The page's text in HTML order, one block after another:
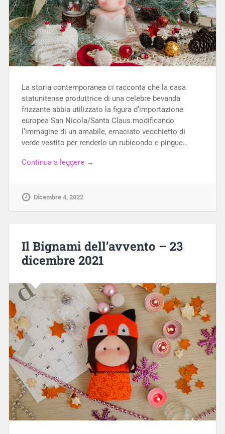
La storia contemporanea ci racconta che la casa
statunitense produttrice di una celebre bevanda
frizzante abbia utilizzato la figura d’importazione
europea San Nicola/Santa Claus modificando
l’immagine di un amabile, emaciato vecchietto di
verde vestito per renderlo un rubicondo e pingue…
Continua a leggere →
Dicembre 4, 2022
Il Bignami dell’avvento – 23
dicembre 2021